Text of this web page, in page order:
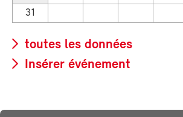
31
toutes les données
Insérer événement